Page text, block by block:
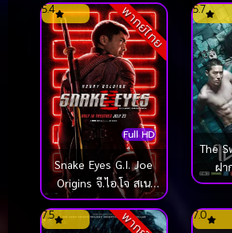
พากย์ไทย
Full HD
5.4
Snake Eyes G.I. Joe
Origins จี.ไอ.โจ สเน
คอายส์ (2021)
5.7
The
ฝา
7.5 7.0